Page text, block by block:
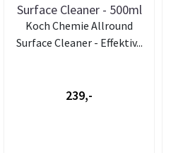
Surface Cleaner - 500ml
Koch Chemie Allround
Surface Cleaner - Effektiv...
239,-